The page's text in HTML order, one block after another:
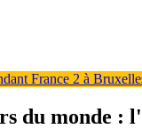
France 2 à
du monde :